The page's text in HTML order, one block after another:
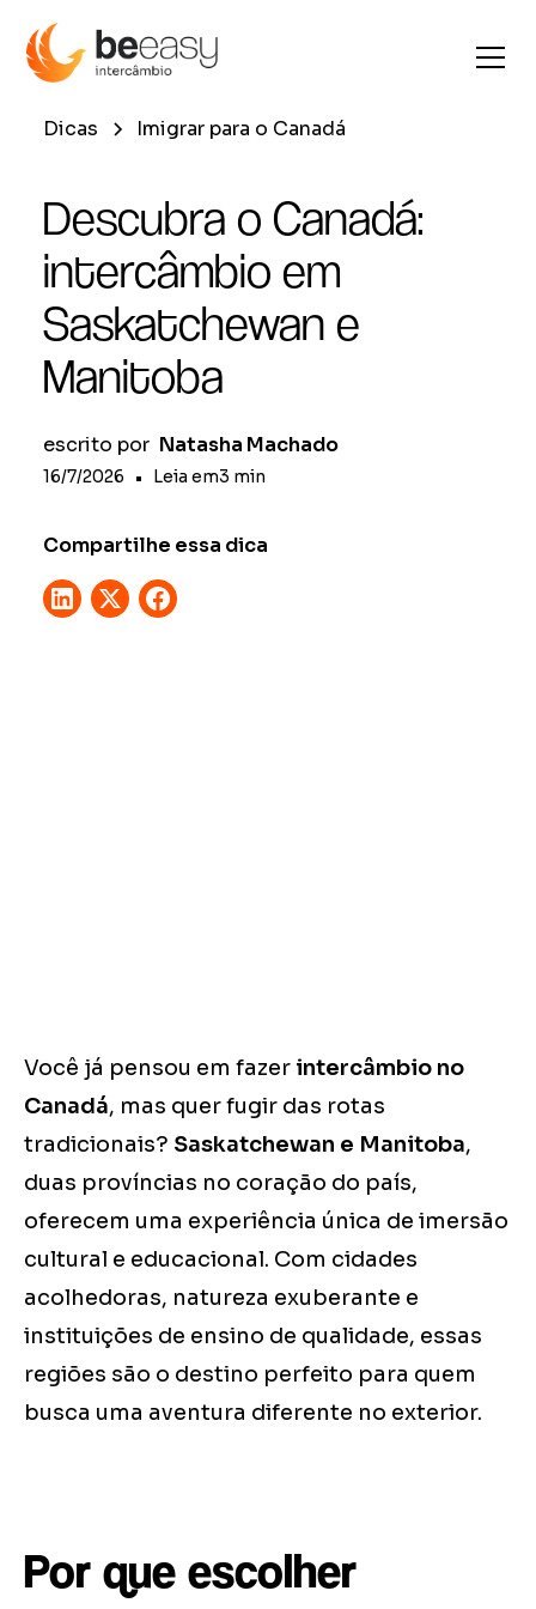
Dicas Imigrar para o Canadá
Descubra o Canadá:
intercâmbio em
Saskatchewan e
Manitoba
escrito por Natasha Machado
16/7/2026 • Leia em3 min
Compartilhe essa dica
Você já pensou em fazer intercâmbio no
Canadá, mas quer fugir das rotas
tradicionais? Saskatchewan e Manitoba,
duas províncias no coração do país,
oferecem uma experiência única de imersão
cultural e educacional. Com cidades
acolhedoras, natureza exuberante e
instituições de ensino de qualidade, essas
regiões são o destino perfeito para quem
busca uma aventura diferente no exterior.
Por que escolher